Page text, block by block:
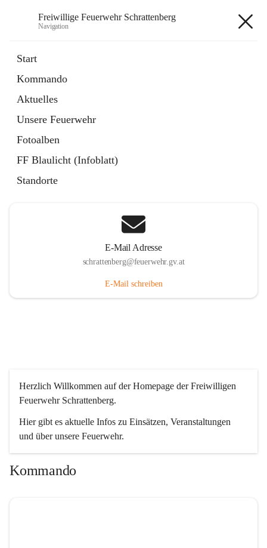
Freiwillige Feuerwehr Schrattenberg
Navigation
Start
Kommando
Aktuelles
Unsere Feuerwehr
Fotoalben
FF Blaulicht (Infoblatt)
Standorte
E-Mail Adresse
schrattenberg@feuerwehr.gv.at
E-Mail schreiben
Herzlich Willkommen auf der Homepage der Freiwilligen
Feuerwehr Schrattenberg.
Hier gibt es aktuelle Infos zu Einsätzen, Veranstaltungen
und über unsere Feuerwehr.
Kommando